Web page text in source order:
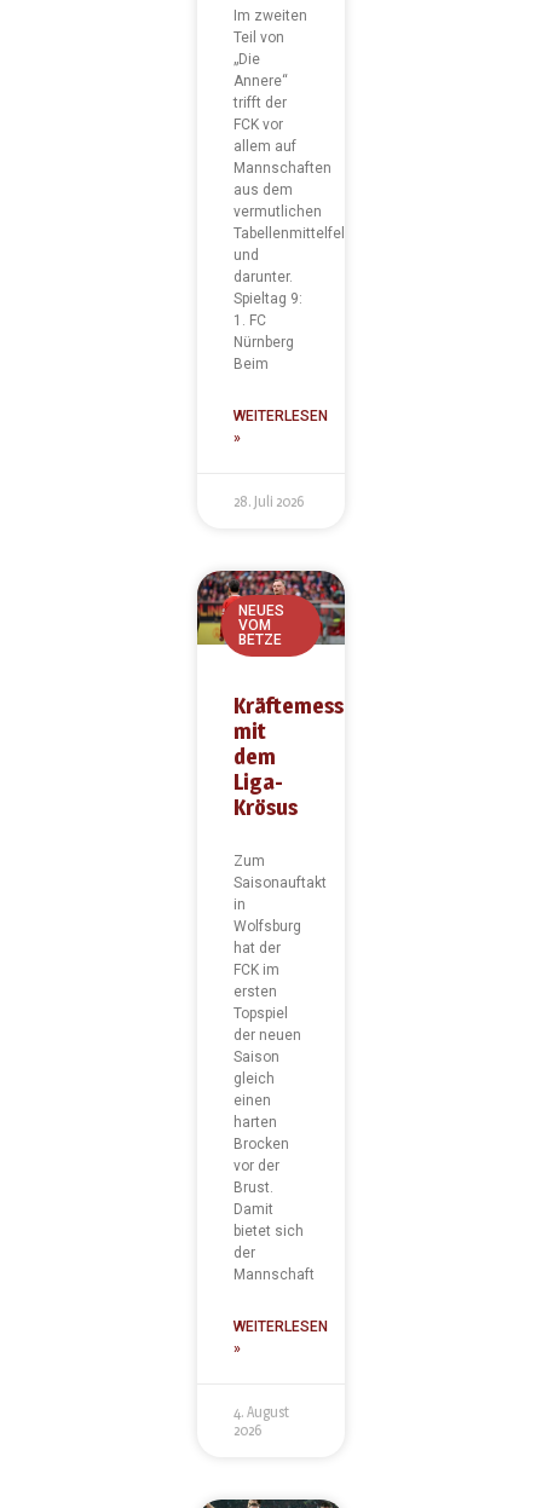
Im zweiten
Teil von
„Die
Annere“
trifft der
FCK vor
allem auf
Mannschaften
aus dem
vermutlichen
Tabellenmittelfeld
und
darunter.
Spieltag 9:
1. FC
Nürnberg
Beim
WEITERLESEN
»
28. Juli 2026
NEUES
VOM
BETZE
Kräftemessen
mit
dem
Liga-
Krösus
Zum
Saisonauftakt
in
Wolfsburg
hat der
FCK im
ersten
Topspiel
der neuen
Saison
gleich
einen
harten
Brocken
vor der
Brust.
Damit
bietet sich
der
Mannschaft
WEITERLESEN
»
4. August
2026